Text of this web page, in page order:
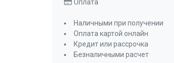
Оплата
Наличными при получении
Оплата картой онлайн
Кредит или рассрочка
Безналичными расчет